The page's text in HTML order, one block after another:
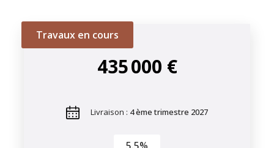
Travaux en cours
435 000 €
Livraison : 4 ème trimestre 2027